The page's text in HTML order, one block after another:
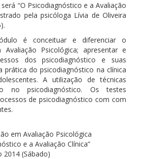
“O Psicodiagnóstico e a Avaliação
pela psicóloga Lívia de Oliveira
é conceituar e diferenciar o
Avaliação Psicológica; apresentar e
dos psicodiagnóstico e suas
prática do psicodiagnóstico na clínica
A utilização de técnicas
no psicodiagnóstico. Os testes
de psicodiagnóstico com com
em Avaliação Psicológica
e a Avaliação Clínica”
2014 (Sábado)